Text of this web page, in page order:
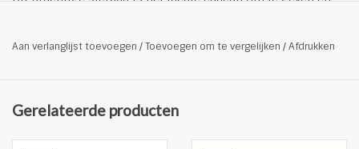
een sieraad op speciale dagen zoals verjaardagen,
Hoofdmateriaal: 100% RVS
Stijl: Schattig,Eenvoudig
Aan verlanglijst toevoegen /Toevoegen om te vergelijken /Afdrukken
Gerelateerde producten